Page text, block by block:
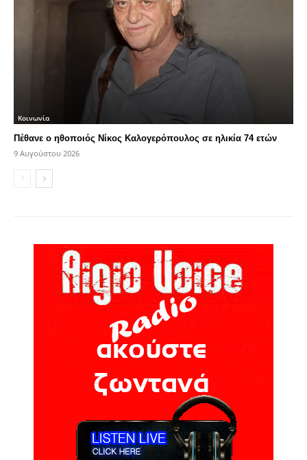
Κοινωνία
Πέθανε ο ηθοποιός Νίκος Καλογερόπουλος σε ηλικία 74 ετών
9 Αυγούστου 2026